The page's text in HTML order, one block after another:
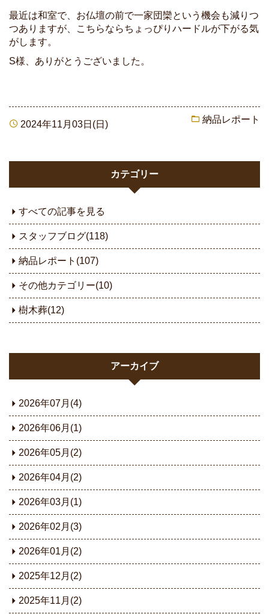
最近は和室で、お仏壇の前で一家団欒という機会も減りつ
つありますが、こちらならちょっぴりハードルが下がる気
がします。
S様、ありがとうございました。
納品レポート
2024年11月03日(日)
カテゴリー
すべての記事を見る
スタッフブログ(118)
納品レポート(107)
その他カテゴリー(10)
樹木葬(12)
アーカイブ
2026年07月(4)
2026年06月(1)
2026年05月(2)
2026年04月(2)
2026年03月(1)
2026年02月(3)
2026年01月(2)
2025年12月(2)
2025年11月(2)